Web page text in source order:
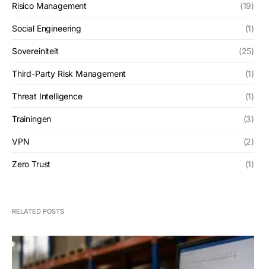
Risico Management (19)
Social Engineering (1)
Sovereiniteit (25)
Third-Party Risk Management (1)
Threat Intelligence (1)
Trainingen (3)
VPN (2)
Zero Trust (1)
RELATED POSTS